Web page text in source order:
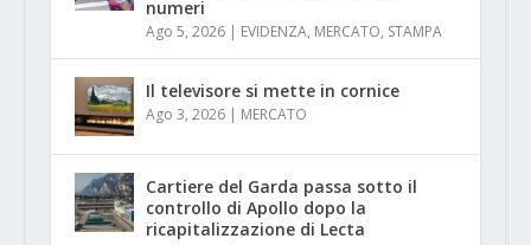
numeri
Ago 5, 2026| EVIDENZA, MERCATO, STAMPA
Il televisore si mette in cornice
Ago 3, 2026| MERCATO
Cartiere del Garda passa sotto il
controllo di Apollo dopo la
ricapitalizzazione di Lecta